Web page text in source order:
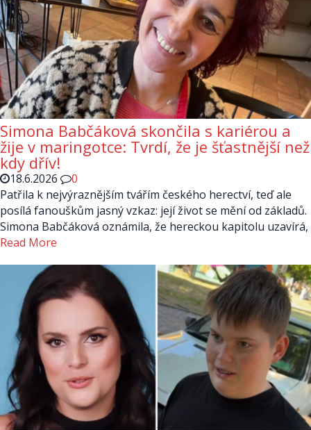
Simona Babčáková skončila s kariérou a
žije v maringotce: Tvrdí, že je šťastnější než
kdy dřív!
18.6.2026
0
Patřila k nejvýraznějším tvářím českého herectví, teď ale
posílá fanouškům jasný vzkaz: její život se mění od základů.
Simona Babčáková oznámila, že hereckou kapitolu uzavírá,
Read More